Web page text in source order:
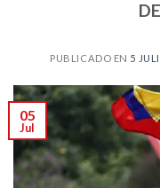
PUBLICADO EN 5
05
Jul